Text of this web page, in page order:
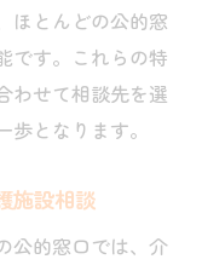
ほとんどの公的窓
です。これらの特
わせて相談先を選
となります。
施設相談
公的窓口では、介